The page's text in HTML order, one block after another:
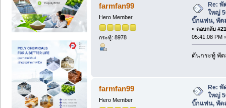
farmfan99
Hero Member
กระทู้: 8978
Re:
ใหญ่
บิ๊กแฟน, พัด
« ตอบกลับ
05:41:08 PM
ดันกระทู้ พั
farmfan99
Hero Member
Re:
ใหญ่
บิ๊กแฟน, พัด